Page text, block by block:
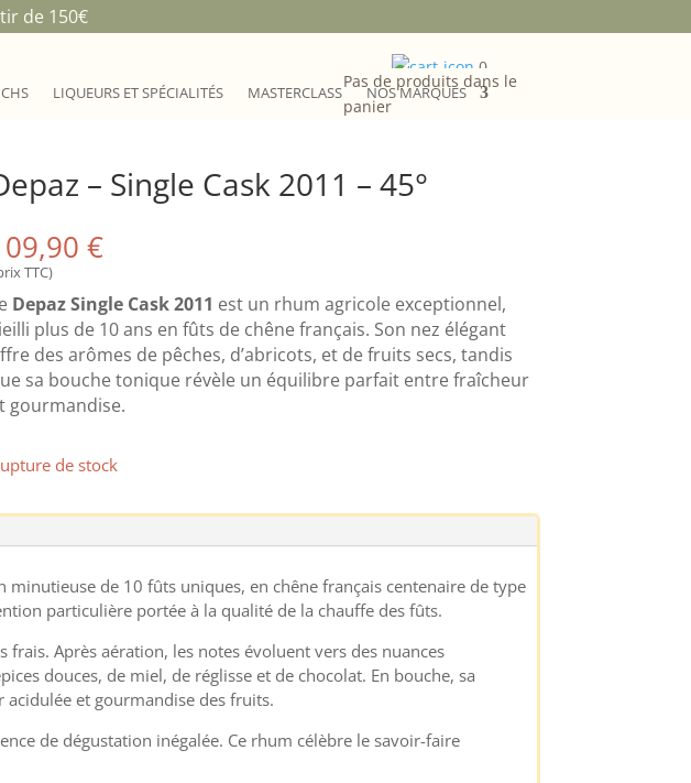
de 150€
0
Pas de produits dans le
panier
LIQUEURS ET SPÉCIALITÉS MASTERCLASS NOS MARQUES
– Single Cask 2011 – 45°
€
TTC)
Depaz Single Cask 2011 est un rhum agricole exceptionnel,
plus de 10 ans en fûts de chêne français. Son nez élégant
des arômes de pêches, d’abricots, et de fruits secs, tandis
sa bouche tonique révèle un équilibre parfait entre fraîcheur
gourmandise.
de stock
de 10 fûts uniques, en chêne français centenaire de type
particulière portée à la qualité de la chauffe des fûts.
Après aération, les notes évoluent vers des nuances
douces, de miel, de réglisse et de chocolat. En bouche, sa
et gourmandise des fruits.
de dégustation inégalée. Ce rhum célèbre le savoir-faire